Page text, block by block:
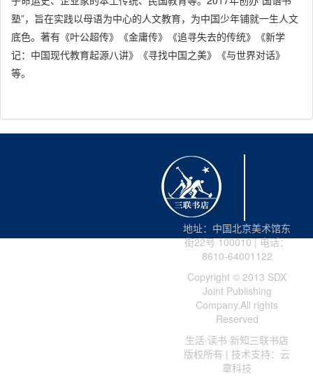
塾”，旨在实践以母语为中心的人文教育，为中国少年铺就一生人文
底色。著有《叶公超传》《金庸传》《追寻失去的传统》《新学
记：中国现代教育起源八讲》《寻找中国之美》《与世界对话》
等。
地址：中国北京美术馆东
街22号 100010 | 电话：
8610-64001122
Copyright © 2013 SDX
Joint Publishing
Company.All rights
Reserved
生活·读书·新知三联书店
版权所有 | 技术支持：云
章科技